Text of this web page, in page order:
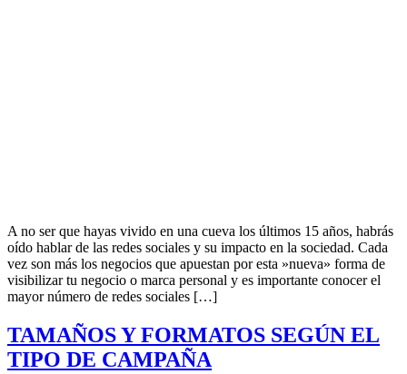
A no ser que hayas vivido en una cueva los últimos 15 años, habrás
oído hablar de las redes sociales y su impacto en la sociedad. Cada
vez son más los negocios que apuestan por esta »nueva» forma de
visibilizar tu negocio o marca personal y es importante conocer el
mayor número de redes sociales […]
TAMAÑOS Y FORMATOS SEGÚN EL
TIPO DE CAMPAÑA